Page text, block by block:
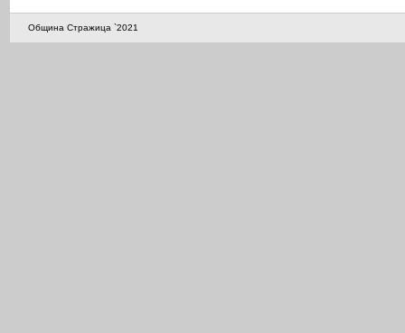
Община Стражица `2021